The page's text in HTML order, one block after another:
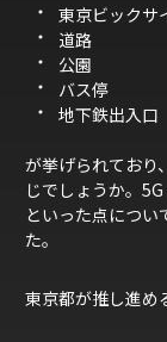
東京ビックサ
道路
公園
バス停
地下鉄出入口
が挙げられており
じでしょうか。
といった点につい
た。
東京都が推し進め